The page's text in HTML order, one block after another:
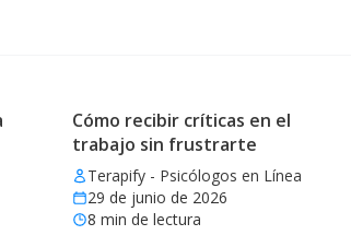
Cómo recibir críticas en el
trabajo sin frustrarte
Terapify - Psicólogos en Línea
29 de junio de 2026
8 min de lectura